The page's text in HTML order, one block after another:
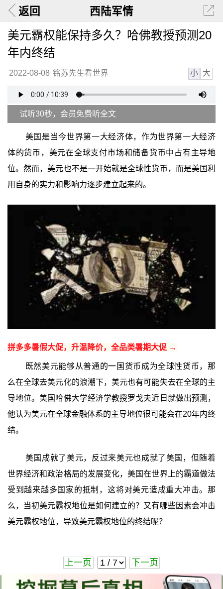
返回 西陆军情
美元霸权能保持多久？哈佛教授预测20
年内终结
2022-08-08 铭苏先生看世界 小 大
试听30秒，会员免费听全文
美国是当今世界第一大经济体，作为世界第一大经济
体的货币，美元在全球支付市场和储备货币中占有主导地
位。然而，美元也不是一开始就是全球性货币，而是美国利
用自身的实力和影响力逐步建立起来的。
拼多多暑假大促，升温降价，全品类暑期大促 →
既然美元能够从普通的一国货币成为全球性货币，那
么在全球去美元化的浪潮下，美元也有可能失去在全球的主
导地位。美国哈佛大学经济学教授罗戈夫近日就做出预测，
他认为美元在全球金融体系的主导地位很可能会在20年内终
结。
美国成就了美元，反过来美元也成就了美国，但随着
世界经济和政治格局的发展变化，美国在世界上的霸道做法
受到越来越多国家的抵制，这将对美元造成重大冲击。那
么，当初美元霸权地位是如何建立的？又有哪些因素会冲击
美元霸权地位，导致美元霸权地位的终结呢？
上一页 下一页